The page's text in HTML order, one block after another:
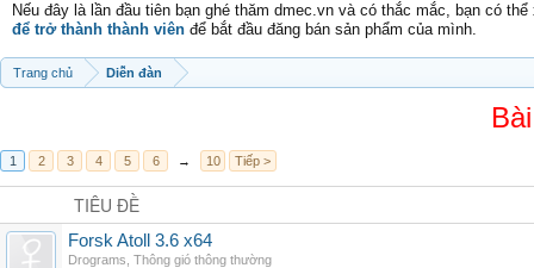
Nếu đây là lần đầu tiên bạn ghé thăm dmec.vn và có thắc mắc, bạn có
để trở thành thành viên để bắt đầu đăng bán sản phẩm của mình.
Trang chủ Diễn đàn
1 2 3 4 5 6 → 10 Tiếp >
TIÊU ĐỀ
Forsk Atoll 3.6 x64
Drograms Thông gió thông thường